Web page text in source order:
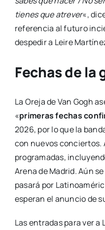
tienes que atrever«,
referencia al futuro
despedir a Leire
Fechas de la
La Oreja de Van Gogh
«primeras fechas
2026, por lo que la
con nuevos conciertos.
programadas,
Arena de Madrid. Aún
pasará por
esperan el anuncio de
Las entradas para ver a